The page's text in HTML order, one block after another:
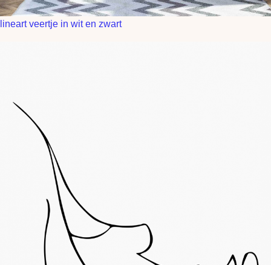
lineart veertje in wit en zwart